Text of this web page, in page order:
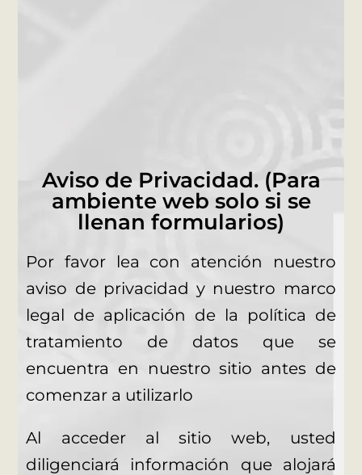
Aviso de Privacidad. (Para
ambiente web solo si se
llenan formularios)
Por favor lea con atención nuestro
aviso de privacidad y nuestro marco
legal de aplicación de la política de
tratamiento de datos que se
encuentra en nuestro sitio antes de
comenzar a utilizarlo
Al acceder al sitio web, usted
diligenciará información que alojará